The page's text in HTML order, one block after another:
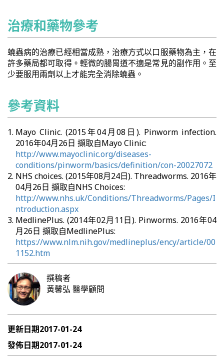
治療和藥物參考
蟯蟲病的治療已經相當成熟，治療方式以口服藥物為主，在
許多藥局都可取得。輕微的腸胃道不適是常見的副作用。至
少要服用兩劑以上才能完全消除蟯蟲。
參考資料
Mayo Clinic. (2015年04月08日). Pinworm infection.
2016年04月26日 擷取自Mayo Clinic:
http://www.mayoclinic.org/diseases-
conditions/pinworm/basics/definition/con-20027072
NHS choices. (2015年08月24日). Threadworms. 2016年
04月26日 擷取自NHS Choices:
http://www.nhs.uk/Conditions/Threadworms/Pages/I
ntroduction.aspx
MedlinePlus. (2014年02月11日). Pinworms. 2016年04
月26日 擷取自MedlinePlus:
https://www.nlm.nih.gov/medlineplus/ency/article/00
1152.htm
撰稿者
黃馨弘 醫學顧問
更新日期2017-01-24
發佈日期2017-01-24